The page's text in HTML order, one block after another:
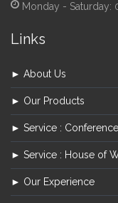
Monday - Saturday:
Links
► About Us
► Our Products
► Service :
► Service : House of
► Our Experience